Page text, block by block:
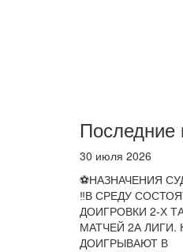
Последние
30 июля 2026
⚽НАЗНАЧЕНИЯ
‼В СРЕДУ
ДОИГРОВКИ 2-Х
МАТЧЕЙ 2А
ДОИГРЫВАЮТ В